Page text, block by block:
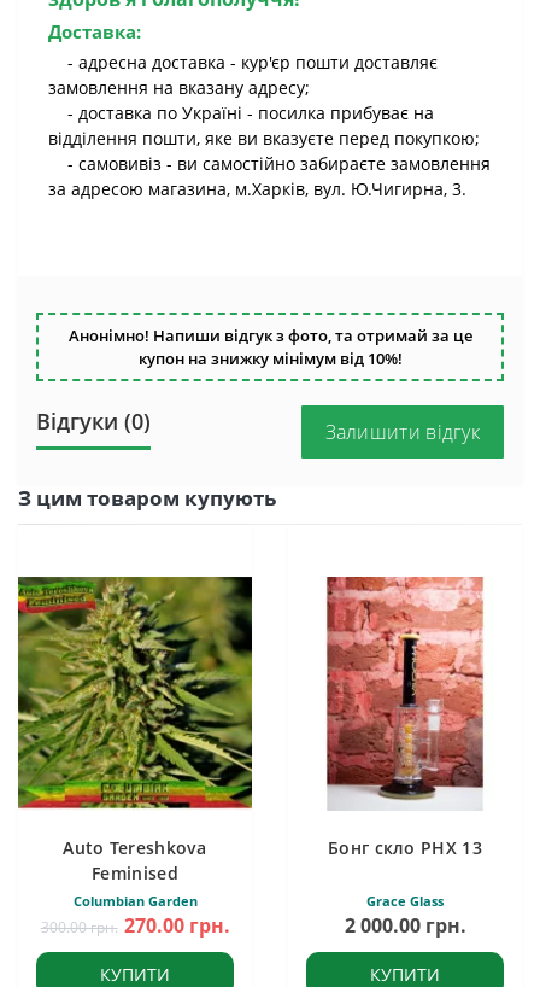
Доставка:
- адресна доставка - кур'єр пошти доставляє
замовлення на вказану адресу;
- доставка по Україні - посилка прибуває на
відділення пошти, яке ви вказуєте перед покупкою;
- самовивіз - ви самостійно забираєте замовлення
за адресою магазина, м.Харків, вул. Ю.Чигирна, 3.
Анонімно! Напиши відгук з фото, та отримай за це
купон на знижку мінімум від 10%!
Відгуки (0) Залишити відгук
З цим товаром купують
Auto Tereshkova
Feminised
Columbian Garden
300.00 грн. 270.00 грн.
КУПИТИ
Бонг скло PHX 13
Grace Glass
2 000.00 грн.
КУПИТИ